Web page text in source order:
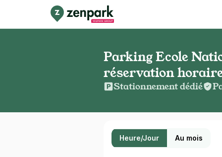
Parking Ecole
réservation
Stationnement dédié
Heure/Jour Au mois